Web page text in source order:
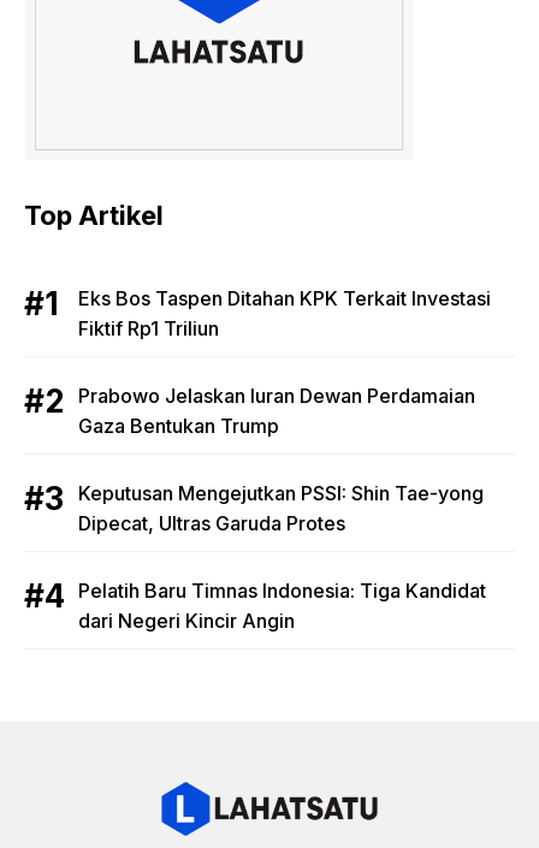
Top Artikel
Eks Bos Taspen Ditahan KPK Terkait Investasi
Fiktif Rp1 Triliun
Prabowo Jelaskan Iuran Dewan Perdamaian
Gaza Bentukan Trump
Keputusan Mengejutkan PSSI: Shin Tae-yong
Dipecat, Ultras Garuda Protes
Pelatih Baru Timnas Indonesia: Tiga Kandidat
dari Negeri Kincir Angin